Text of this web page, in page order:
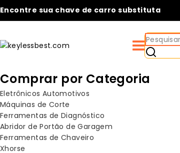
Pular
conteúdo
Encontre sua chave de carro substituta
Pesquisar
por:
Comprar por Categoria
Eletrônicos Automotivos
Máquinas de Corte
Ferramentas de Diagnóstico
Abridor de Portão de Garagem
Ferramentas de Chaveiro
Xhorse